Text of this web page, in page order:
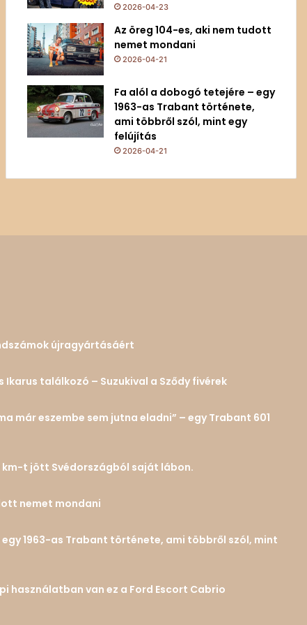
2026-04-23
Az öreg 104-es, aki nem tudott
nemet mondani
2026-04-21
Fa alól a dobogó tetejére – egy
1963-as Trabant története,
ami többről szól, mint egy
felújítás
2026-04-21
újragyártásáért
Ikarus találkozó – Suzukival a Sződy fivérek
már eszembe sem jutna eladni” – egy Trabant 601
km-t jött Svédországból saját lábon.
nemet mondani
1963-as Trabant története, ami többről szól, mint
használatban van ez a Ford Escort Cabrio